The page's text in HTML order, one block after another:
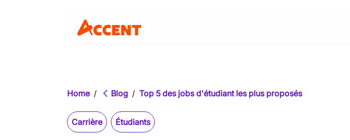
Home / Blog / Top 5 des jobs d'étudiant les plus proposés
Carrière Étudiants